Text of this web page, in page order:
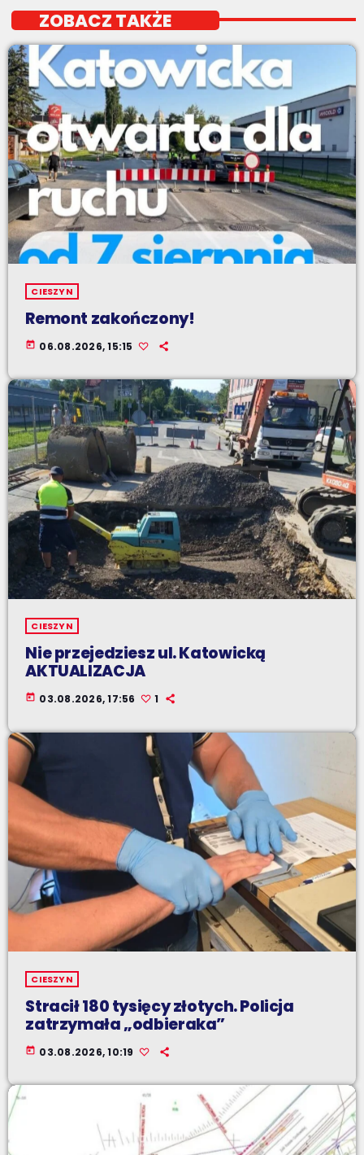
ZOBACZ TAKŻE
CIESZYN
Remont zakończony!
today 06.08.2026, 15:15
CIESZYN
Nie przejedziesz ul. Katowicką
AKTUALIZACJA
today 03.08.2026, 17:56 1
CIESZYN
Stracił 180 tysięcy złotych. Policja
zatrzymała „odbieraka”
today 03.08.2026, 10:19